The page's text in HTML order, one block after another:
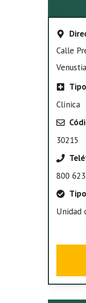
Calle
Tipo
Clínica
30215
800
Unidad